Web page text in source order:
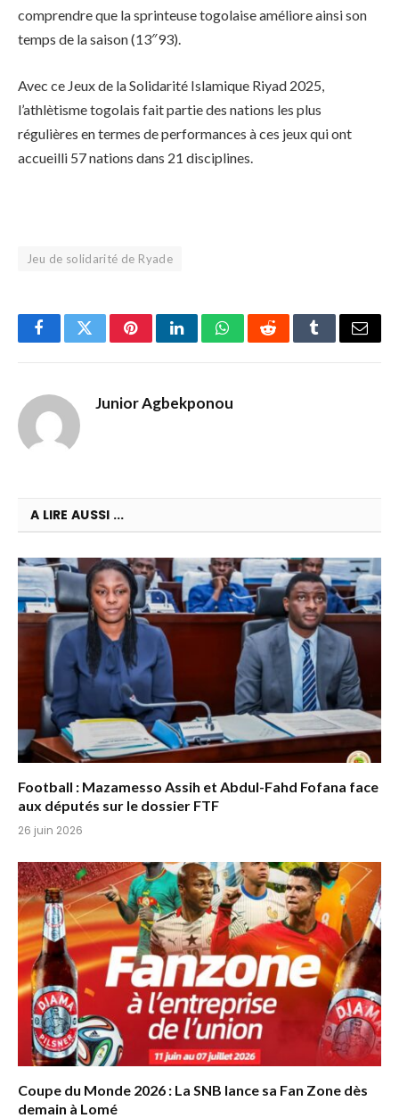
comprendre que la sprinteuse togolaise améliore ainsi son
temps de la saison (13″93).
Avec ce Jeux de la Solidarité Islamique Riyad 2025,
l’athlètisme togolais fait partie des nations les plus
régulières en termes de performances à ces jeux qui ont
accueilli 57 nations dans 21 disciplines.
Jeu de solidarité de Ryade
FacebookTwitterPinterestLinkedInWhatsAppRedditTumblrEmail
Junior Agbekponou
A LIRE AUSSI ...
Football : Mazamesso Assih et Abdul-Fahd Fofana face
aux députés sur le dossier FTF
26 juin 2026
Coupe du Monde 2026 : La SNB lance sa Fan Zone dès
demain à Lomé